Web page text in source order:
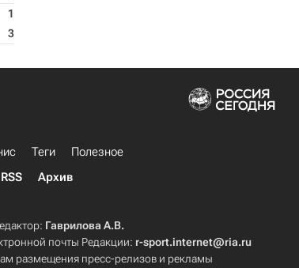
1
3
Теги
Полезное
RSS Архив
Гаврилова А.В.
почты Редакции: r-sport.internet@ria.ru
размещения пресс-релизов и рекламы